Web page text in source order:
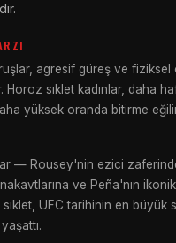
agresif güreş ve fiziksel
Horoz sıklet kadınlar, daha
yüksek oranda bitirme
— Rousey'nin ezici
ve Peña'nın
sıklet, UFC tarihinin en büyük
yaşattı.